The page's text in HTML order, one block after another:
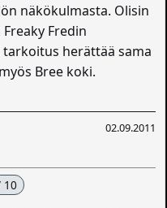
näkökulmasta. Olisin
Fredin
herättää sama
Bree koki.
02.09.2011
10